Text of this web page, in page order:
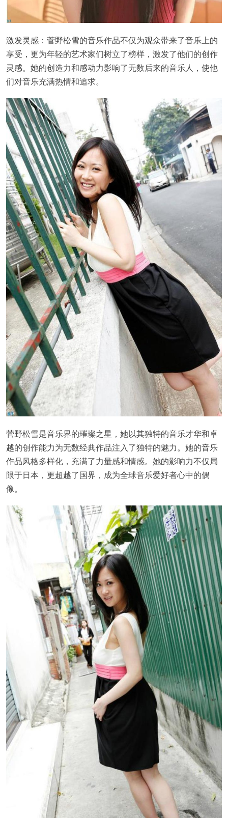
激发灵感：菅野松雪的音乐作品不仅为观众带来了音乐上的
享受，更为年轻的艺术家们树立了榜样，激发了他们的创作
灵感。她的创造力和感动力影响了无数后来的音乐人，使他
们对音乐充满热情和追求。
菅野松雪是音乐界的璀璨之星，她以其独特的音乐才华和卓
越的创作能力为无数经典作品注入了独特的魅力。她的音乐
作品风格多样化，充满了力量感和情感。她的影响力不仅局
限于日本，更超越了国界，成为全球音乐爱好者心中的偶
像。